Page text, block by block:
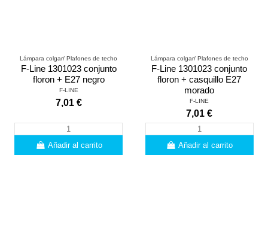
Lámpara colgar/ Plafones de techo
F-Line 1301023 conjunto
floron + E27 negro
F-LINE
7,01 €
Añadir al carrito
Lámpara colgar/ Plafones de techo
F-Line 1301023 conjunto
floron + casquillo E27
morado
F-LINE
7,01 €
Añadir al carrito